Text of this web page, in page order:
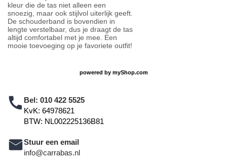
kleur die de tas niet alleen een
snoezig, maar ook stijlvol uiterlijk geeft.
De schouderband is bovendien in
lengte verstelbaar, dus je draagt de tas
altijd comfortabel met je mee. Een
mooie toevoeging op je favoriete outfit!
powered by myShop.com
Bel: 010 422 5525
KvK: 64978621
BTW: NL002225136B81
Stuur een email
info@carrabas.nl